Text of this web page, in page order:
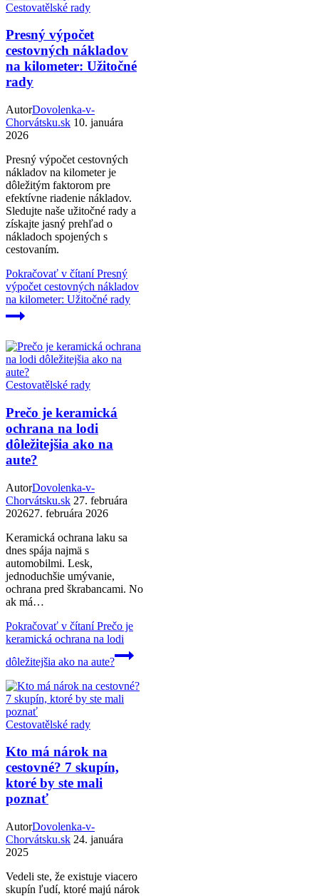
Cestovatělské rady
Presný výpočet
cestovných nákladov
na kilometer: Užitočné
rady
AutorDovolenka-v-
Chorvátsku.sk 10. januára
2026
Presný výpočet cestovných
nákladov na kilometer je
dôležitým faktorom pre
efektívne riadenie nákladov.
Sledujte naše užitočné rady a
získajte jasný prehľad o
nákladoch spojených s
cestovaním.
Pokračovať v čítaníPresný
výpočet cestovných nákladov
na kilometer: Užitočné rady
Cestovatělské rady
Prečo je keramická
ochrana na lodi
dôležitejšia ako na
aute?
AutorDovolenka-v-
Chorvátsku.sk 27. februára
202627. februára 2026
Keramická ochrana laku sa
dnes spája najmä s
automobilmi. Lesk,
jednoduchšie umývanie,
ochrana pred škrabancami. No
ak má…
Pokračovať v čítaníPrečo je
keramická ochrana na lodi
dôležitejšia ako na aute?
Cestovatělské rady
Kto má nárok na
cestovné? 7 skupín,
ktoré by ste mali
poznať
AutorDovolenka-v-
Chorvátsku.sk 24. januára
2025
Vedeli ste, že existuje viacero
skupín ľudí, ktoré majú nárok